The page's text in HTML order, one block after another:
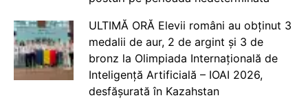
ULTIMĂ ORĂ Elevii români au obținut 3
medalii de aur, 2 de argint și 3 de
bronz la Olimpiada Internațională de
Inteligență Artificială – IOAI 2026,
desfășurată în Kazahstan